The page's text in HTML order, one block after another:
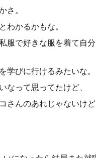
さ。
わかるかもな。
服で好きな服を着て自
学びに行けるみたいな。
なって思ってたけど、
さんのあれじゃないけど